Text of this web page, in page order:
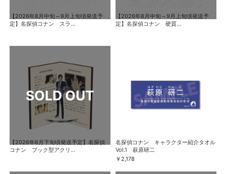
【2026年8月中旬～9月上旬頃発送予
定】名探偵コナン スラ...
【2026年8月中旬～9月上旬頃発送予
定】名探偵コナン 硬質...
【2026年6月下旬頃発送予定】名探偵
コナン ブック型アクリ...
名探偵コナン キャラクター紹介タオル
Vol.1 萩原研二
￥2,178